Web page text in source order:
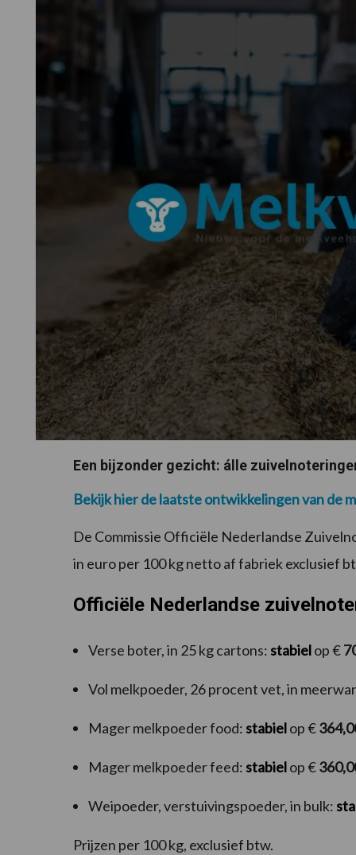
Een bijzonder gezicht: álle
Bekijk hier de laatste ontwikkelingen van de
De Commissie Officiële Nederlandse
in euro per 100 kg netto af fabriek exclusief
Officiële Nederlandse
Verse boter, in 25 kg cartons: stabielop €
Vol melkpoeder, 26 procent vet, in
Mager melkpoeder food: stabielop €
Mager melkpoeder feed: stabielop €
Weipoeder, verstuivingspoeder, in bulk:
Prijzen per 100 kg, exclusief btw.